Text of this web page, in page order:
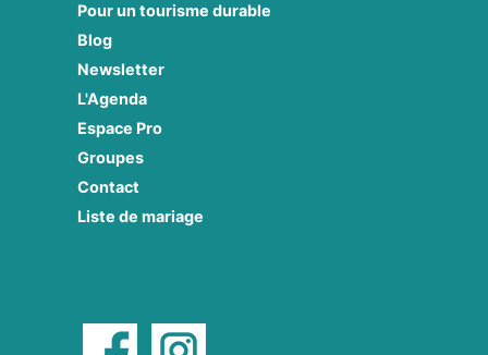
Pour un tourisme durable
Blog
Newsletter
L'Agenda
Espace Pro
Groupes
Contact
Liste de mariage